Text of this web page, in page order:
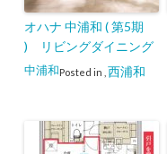
オハナ 中浦和 ( 第5期
) リビングダイニング
Posted in
中浦和 西浦和